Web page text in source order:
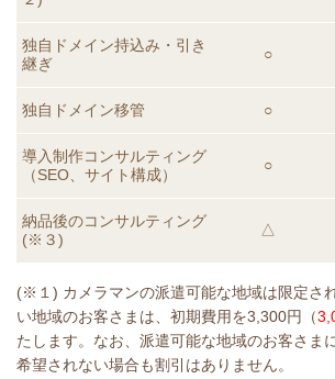
独自ドメイン持込み・引き
継ぎ
○
独自ドメイン移管 ○
導入制作コンサルティング
（SEO、サイト構成）
○
納品後のコンサルティング
(※３)
△
(※１) カメラマンの派遣可能な地域は限定さ
い地域のお客さまは、初期費用を3,300円（
たします。なお、派遣可能な地域のお客さま
希望されない場合も割引はありません。